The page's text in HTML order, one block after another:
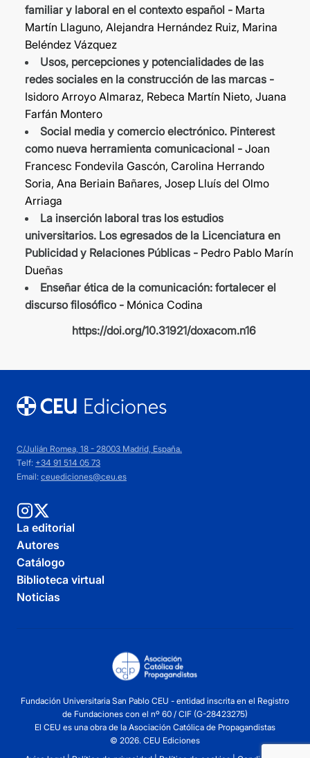
familiar y laboral en el contexto español - Marta
Martín Llaguno, Alejandra Hernández Ruiz, Marina
Beléndez Vázquez
Usos, percepciones y potencialidades de las
redes sociales en la construcción de las marcas -
Isidoro Arroyo Almaraz, Rebeca Martín Nieto, Juana
Farfán Montero
Social media y comercio electrónico. Pinterest
como nueva herramienta comunicacional - Joan
Francesc Fondevila Gascón, Carolina Herrando
Soria, Ana Beriain Bañares, Josep Lluís del Olmo
Arriaga
La inserción laboral tras los estudios
universitarios. Los egresados de la Licenciatura en
Publicidad y Relaciones Públicas - Pedro Pablo Marín
Dueñas
Enseñar ética de la comunicación: fortalecer el
discurso filosófico - Mónica Codina
https://doi.org/10.31921/doxacom.n16
C/Julián Romea, 18 - 28003 Madrid, España.
Telf: +34 91 514 05 73
Email: ceuediciones@ceu.es
La editorial
Autores
Catálogo
Biblioteca virtual
Noticias
Fundación Universitaria San Pablo CEU - entidad inscrita en el Registro
de Fundaciones con el nº 60 / CIF (G-28423275)
El CEU es una obra de la Asociación Católica de Propagandistas
© 2026. CEU Ediciones